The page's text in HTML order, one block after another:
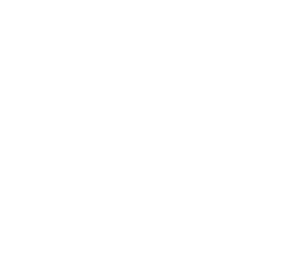
dune dell'Erg Chebbi. Ammirate
catturate le foto perfette del
una famiglia nomade locale
Imparate a conoscere il loro
le loro antiche usanze mentre
nel deserto.